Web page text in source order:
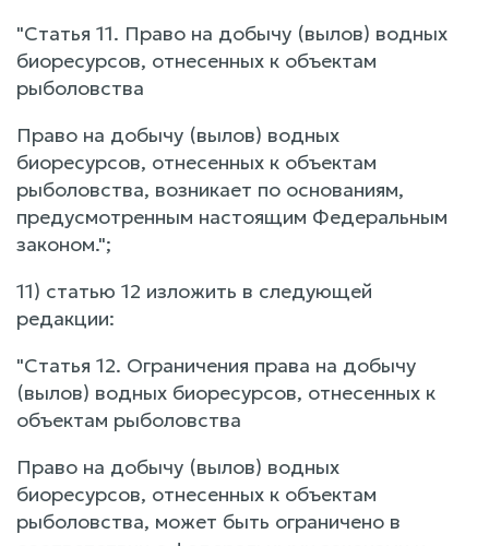
"Статья 11. Право на добычу (вылов) водных
биоресурсов, отнесенных к объектам
рыболовства
Право на добычу (вылов) водных
биоресурсов, отнесенных к объектам
рыболовства, возникает по основаниям,
предусмотренным настоящим Федеральным
законом.";
11) статью 12 изложить в следующей
редакции:
"Статья 12. Ограничения права на добычу
(вылов) водных биоресурсов, отнесенных к
объектам рыболовства
Право на добычу (вылов) водных
биоресурсов, отнесенных к объектам
рыболовства, может быть ограничено в